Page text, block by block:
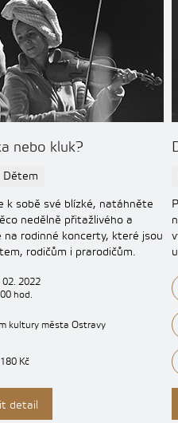
nebo kluk?
Dětem
k sobě své blízké, natáhněte
nedělně přitažlivého a
na rodinné koncerty, které jsou
rodičům i prarodičům.
02. 2022
hod.
kultury města Ostravy
Kč
detail